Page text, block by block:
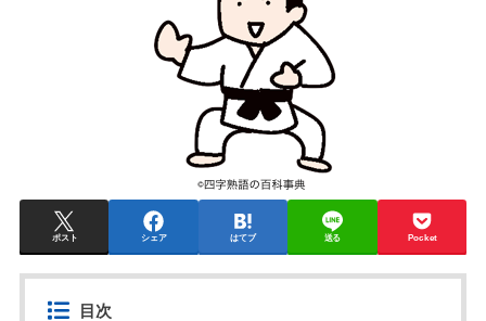
ポスト シェア はてブ 送る Pocket
目次